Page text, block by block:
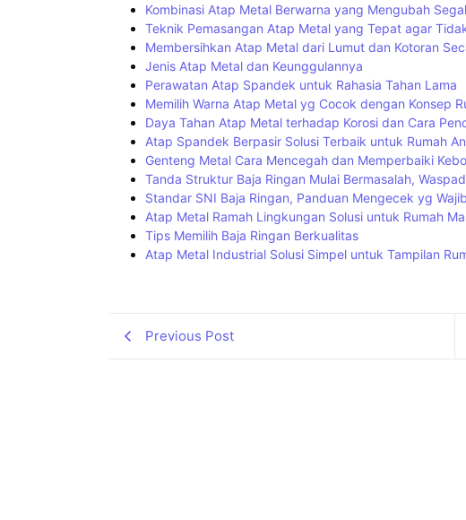
Kombinasi Atap Metal Berwarna yang Mengubah
Teknik Pemasangan Atap Metal yang Tepat agar
Membersihkan Atap Metal dari Lumut dan Kotoran
Jenis Atap Metal dan Keunggulannya
Perawatan Atap Spandek untuk Rahasia Tahan Lama
Memilih Warna Atap Metal yg Cocok dengan Konsep
Daya Tahan Atap Metal terhadap Korosi dan Cara
Atap Spandek Berpasir Solusi Terbaik untuk Rumah
Genteng Metal Cara Mencegah dan Memperbaiki
Tanda Struktur Baja Ringan Mulai Bermasalah,
Standar SNI Baja Ringan, Panduan Mengecek yg
Atap Metal Ramah Lingkungan Solusi untuk Rumah
Tips Memilih Baja Ringan Berkualitas
Atap Metal Industrial Solusi Simpel untuk Tampilan
Previous Post